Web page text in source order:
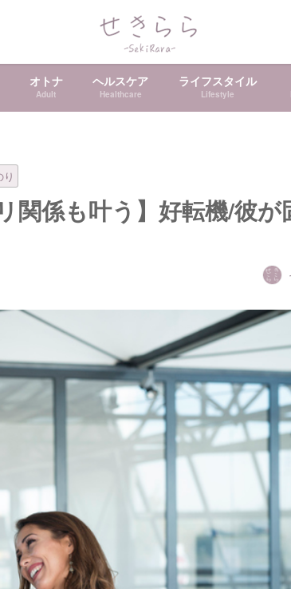
オトナ
Adult
ヘルスケア
Healthcare
ライフスタイル
Lifestyle
関係も叶う】好転機/彼が